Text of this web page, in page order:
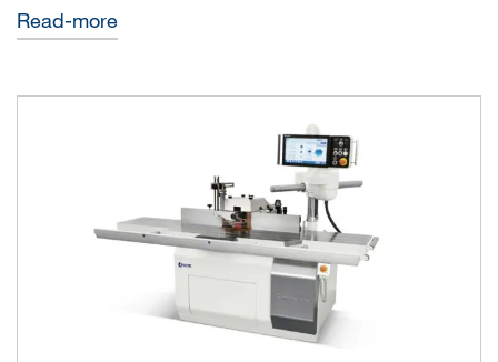
para trabajar la madera y para hacer el trabajo necesario,
cuenta con unos utensilios llamados
Las tupís Scm son tanto eléctricas como manuales, con eje
inclinable o fijo, y además cuentan con un moderno sistema
de aspiración doble que gracias a las dos boquillas
posicionadas lateralmente respecto al eje tupí, garantizan
una óptima limpieza de la máquina y la salubridad del entorno
Además un detalle muy importante de las tupís Scm para
transmisión directa del
read-more